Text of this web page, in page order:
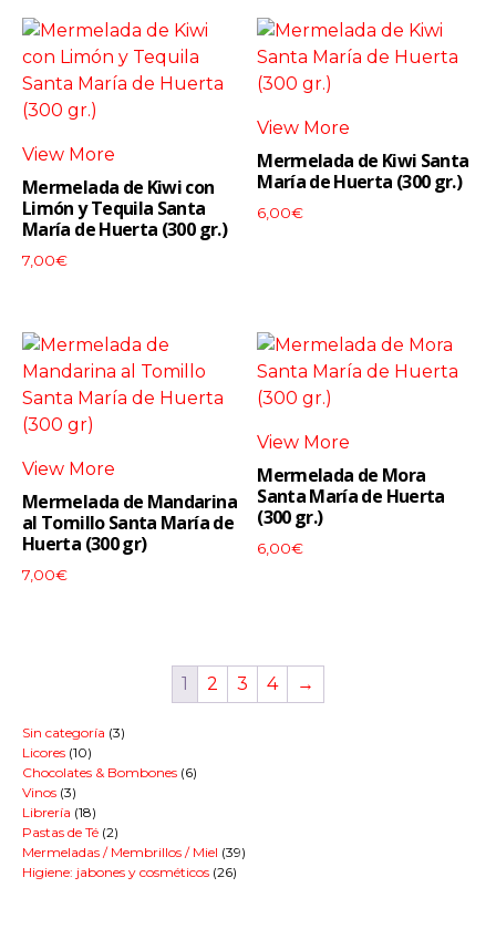
View More
Mermelada de Kiwi con
Limón y Tequila Santa
María de Huerta (300 gr.)
7,00€
View More
Mermelada de Kiwi Santa
María de Huerta (300 gr.)
6,00€
View More
Mermelada de Mandarina
al Tomillo Santa María de
Huerta (300 gr)
7,00€
View More
Mermelada de Mora
Santa María de Huerta
(300 gr.)
6,00€
1 2 3 4 →
Sin categoría 33
Licores 1010
productos
Chocolates & Bombones 66
Vinos 33
productos
Librería 1818
productos
Pastas de Té 22
productos
Mermeladas / Membrillos / Miel 3939
Higiene: jabones y cosméticos 2626